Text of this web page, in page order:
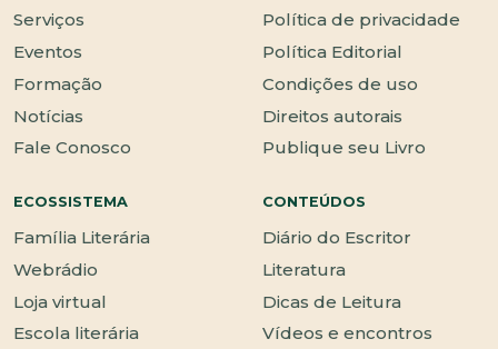
Serviços
Eventos
Formação
Notícias
Fale Conosco
Política de privacidade
Política Editorial
Condições de uso
Direitos autorais
Publique seu Livro
ECOSSISTEMA
Família Literária
Webrádio
Loja virtual
Escola literária
CONTEÚDOS
Diário do Escritor
Literatura
Dicas de Leitura
Vídeos e encontros